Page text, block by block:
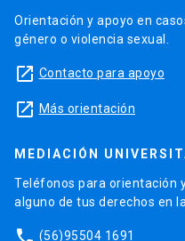
Orientación y apoyo en
género o violencia sexual.
launch Contacto para apoyo
launch Más orientación
MEDIACIÓN
Teléfonos para orientación
alguno de tus derechos en
(56)95504 1691